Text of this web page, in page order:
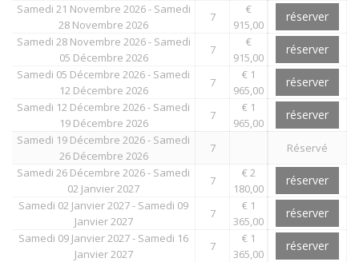
Samedi 21 Novembre 2026 - Samedi
28 Novembre 2026
7
€
915,00
réserver
Samedi 28 Novembre 2026 - Samedi
05 Décembre 2026
7
€
915,00
réserver
Samedi 05 Décembre 2026 - Samedi
12 Décembre 2026
7
€ 1
965,00
réserver
Samedi 12 Décembre 2026 - Samedi
19 Décembre 2026
7
€ 1
965,00
réserver
Samedi 19 Décembre 2026 - Samedi
26 Décembre 2026
7
Réservé
Samedi 26 Décembre 2026 - Samedi
02 Janvier 2027
7
€ 2
180,00
réserver
Samedi 02 Janvier 2027 - Samedi 09
Janvier 2027
7
€ 1
365,00
réserver
Samedi 09 Janvier 2027 - Samedi 16
Janvier 2027
7
€ 1
365,00
réserver